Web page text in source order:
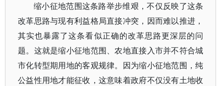
缩小征地范围这条路举步维艰，不仅反映了这条
改革思路与现有利益格局直接冲突，因而难以推进，
其实也暴露了这条看似正确的改革思路更深层的问
题。这就是缩小征地范围、农地直接入市并不符合城
市化转型期用地的客观规律。因为缩小征地范围，纯
公益性用地才能征收，这意味着政府不仅没有土地收